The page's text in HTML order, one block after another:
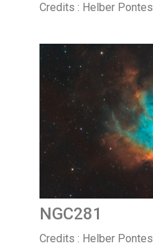
Credits : Helber Pontes
NGC281
Credits : Helber Pontes